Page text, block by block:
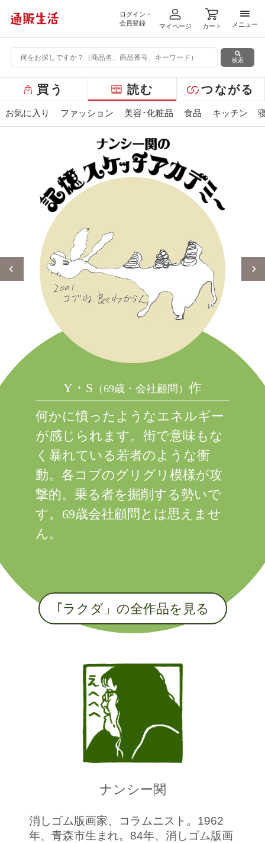
ログイン・
会員登録
マイページ カート
メニ
メニュー
検索
ー
バ
買う 読む つながる
お気に入り ファッション 美容･化粧品 食品 キッチン
Y・S （69歳・会社顧問） 作
何かに憤ったようなエネルギー
が感じられます。街で意味もな
く暴れている若者のような衝
動。各コブのグリグリ模様が攻
撃的。乗る者を掘削する勢いで
す。69歳会社顧問とは思えませ
ん。
｢ラクダ」の全作品を見る
ナンシー関
消しゴム版画家、コラムニスト。1962
年、青森市生まれ。84年、消しゴム版画